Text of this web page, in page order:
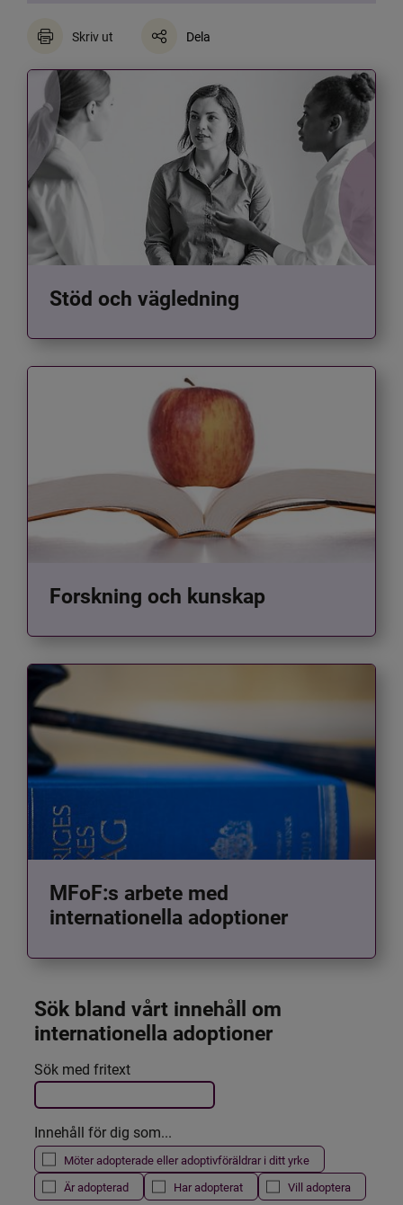
Skriv ut Dela
Stöd och vägledning
Forskning och kunskap
MFoF:s arbete med
internationella adoptioner
Sök bland vårt innehåll om
internationella adoptioner
Filtrera resultatet
Det här formuläret postas automatiskt
Sök med fritext
Innehåll för dig som...
Möter adopterade eller adoptivföräldrar i ditt yrke
Är adopterad
Har adopterat Vill adoptera